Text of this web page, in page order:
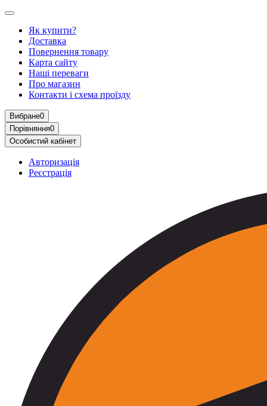
Як купити?
Доставка
Повернення товару
Карта сайту
Наші переваги
Про магазин
Контакти і схема проїзду
Вибране0
Порівняння0
Особистий кабінет
Авторизація
Реєстрація